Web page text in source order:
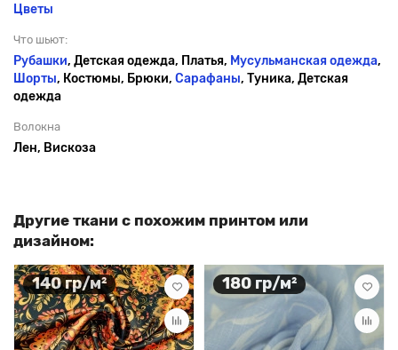
Цветы
Что шьют:
Рубашки, Детская одежда, Платья, Мусульманская одежда,
Шорты, Костюмы, Брюки, Сарафаны, Туника, Детская
одежда
Волокна
Лен, Вискоза
Другие ткани с похожим принтом или
дизайном:
140 гр/м² 180 гр/м²